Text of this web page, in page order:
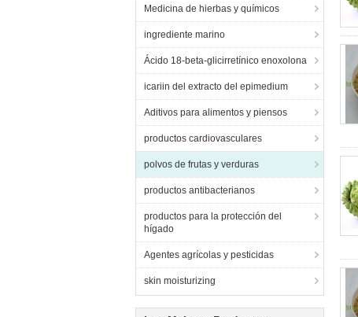
Medicina de hierbas y químicos
ingrediente marino
Ácido 18-beta-glicirretínico enoxolona
icariin del extracto del epimedium
Aditivos para alimentos y piensos
productos cardiovasculares
polvos de frutas y verduras
productos antibacterianos
productos para la protección del
hígado
Agentes agrícolas y pesticidas
skin moisturizing